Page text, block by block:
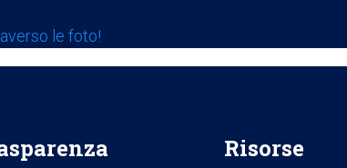
le foto!
Risorse